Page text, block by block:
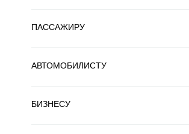
ПАССАЖИРУ
АВТОМОБИЛИСТУ
БИЗНЕСУ